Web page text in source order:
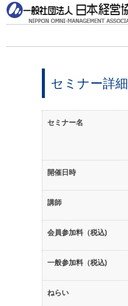
セミナー詳細
セミナー名
開催日時
講師
会員参加料（税込)
一般参加料（税込)
ねらい